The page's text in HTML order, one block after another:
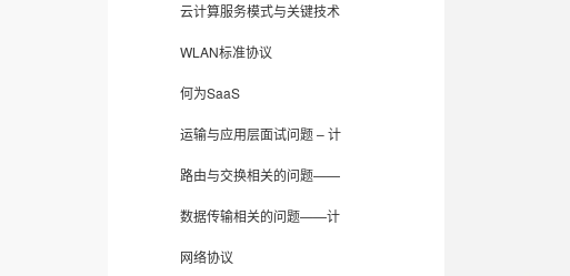
云计算服务模式与关键技术
WLAN标准协议
何为SaaS
运输与应用层面试问题 – 计
路由与交换相关的问题——
数据传输相关的问题——计
网络协议